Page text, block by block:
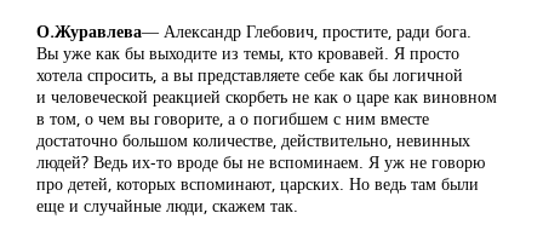
О.Журавлева― Александр Глебович, простите, ради бога.
Вы уже как бы выходите из темы, кто кровавей. Я просто
хотела спросить, а вы представляете себе как бы логичной
и человеческой реакцией скорбеть не как о царе как виновном
в том, о чем вы говорите, а о погибшем с ним вместе
достаточно большом количестве, действительно, невинных
людей? Ведь их-то вроде бы не вспоминаем. Я уж не говорю
про детей, которых вспоминают, царских. Но ведь там были
еще и случайные люди, скажем так.